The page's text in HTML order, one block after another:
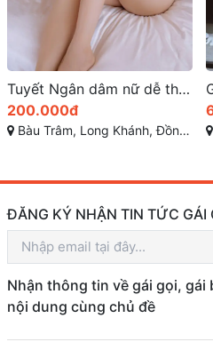
Gái Gọi Phan Rang Ninh Thuận: Dịch Vụ tình dục Miền Trung
600.000đ
Đường Tô Ngọc Vân, Phường Thanh Sơn, Thành Phố Phan Rang-Tháp Chàm, Tỉnh Ninh Thuận
ĐĂNG KÝ NHẬN TIN TỨC GÁI
Nhận thông tin về gái gọi, gái
nội dung cùng chủ đề